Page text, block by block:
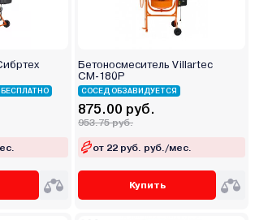
Бетоносмеситель Villartec
СМ-180P
СОСЕД ОБЗАВИДУЕТСЯ
875.00 руб.
953.75 руб.
от 22 руб. руб./мес.
Купить